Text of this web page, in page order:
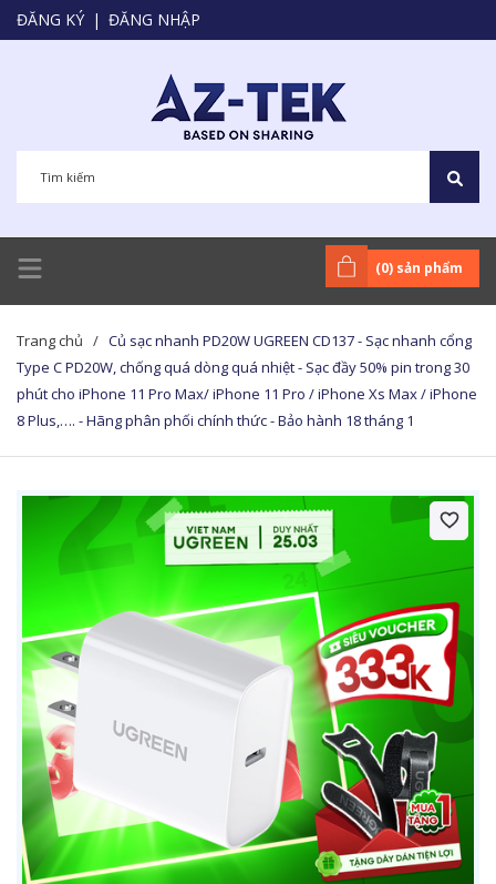
ĐĂNG KÝ | ĐĂNG NHẬP
(0) sản phẩm
Trang chủ / Củ sạc nhanh PD20W UGREEN CD137 - Sạc nhanh cổng
Type C PD20W, chống quá dòng quá nhiệt - Sạc đầy 50% pin trong 30
phút cho iPhone 11 Pro Max/ iPhone 11 Pro / iPhone Xs Max / iPhone
8 Plus,…. - Hãng phân phối chính thức - Bảo hành 18 tháng 1